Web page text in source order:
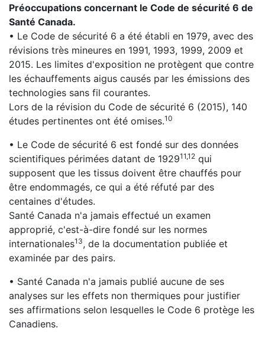
Préoccupations concernant le Code de sécurité 6 de
Santé Canada.
• Le Code de sécurité 6 a été établi en 1979, avec des
révisions très mineures en 1991, 1993, 1999, 2009 et
2015. Les limites d'exposition ne protègent que contre
les échauffements aigus causés par les émissions des
technologies sans fil courantes.
Lors de la révision du Code de sécurité 6 (2015), 140
études pertinentes ont été omises.10
• Le Code de sécurité 6 est fondé sur des données
scientifiques périmées datant de 192911,12 qui
supposent que les tissus doivent être chauffés pour
être endommagés, ce qui a été réfuté par des
centaines d'études.
Santé Canada n'a jamais effectué un examen
approprié, c'est-à-dire fondé sur les normes
internationales13, de la documentation publiée et
examinée par des pairs.
• Santé Canada n'a jamais publié aucune de ses
analyses sur les effets non thermiques pour justifier
ses affirmations selon lesquelles le Code 6 protège les
Canadiens.